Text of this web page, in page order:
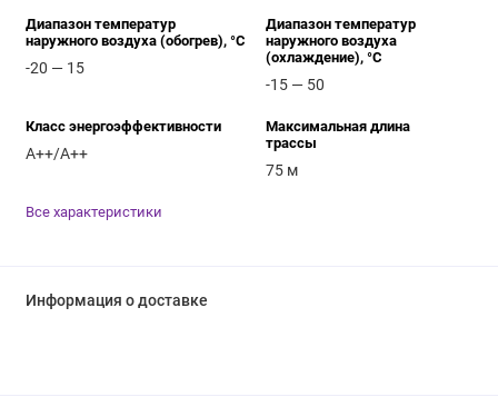
Диапазон температур
наружного воздуха (обогрев), °C
-20 — 15
Диапазон температур
наружного воздуха
(охлаждение), °C
-15 — 50
Класс энергоэффективности
A++/A++
Максимальная длина
трассы
75 м
Все характеристики
Информация о доставке